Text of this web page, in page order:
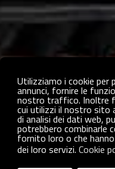
Utilizziamo i cookie per
annunci, fornire le
nostro traffico. Inoltre
cui utilizzi il nostro sito
di analisi dei dati web,
potrebbero combinarle
fornito loro o che
dei loro servizi. Cookie